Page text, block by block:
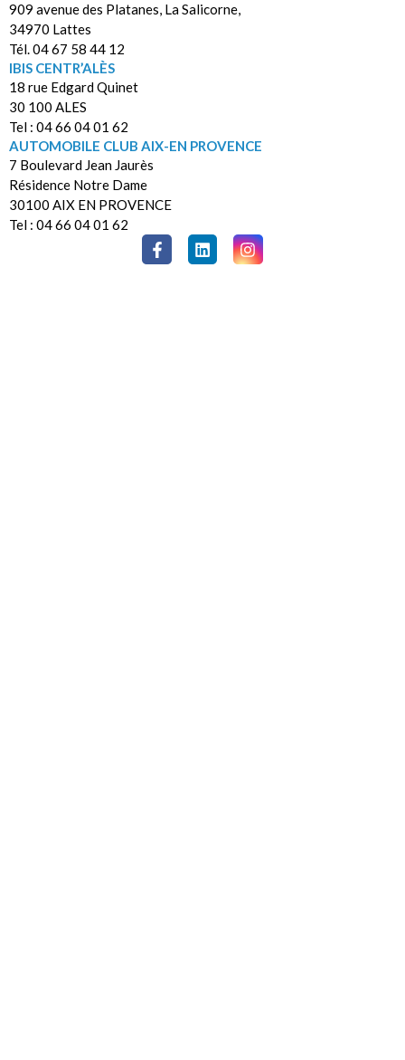
909 avenue des Platanes, La Salicorne,
34970 Lattes
Tél. 04 67 58 44 12
IBIS CENTR’ALÈS
18 rue Edgard Quinet
30 100 ALES
Tel : 04 66 04 01 62
AUTOMOBILE CLUB AIX-EN PROVENCE
7 Boulevard Jean Jaurès
Résidence Notre Dame
30100 AIX EN PROVENCE
Tel : 04 66 04 01 62